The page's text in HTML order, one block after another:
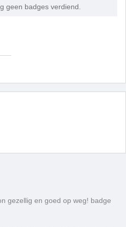
geen badges verdiend.
gezellig en goed op weg! badge